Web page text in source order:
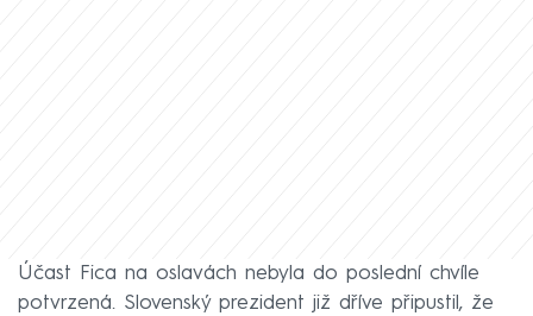
Účast Fica na oslavách nebyla do poslední chvíle
potvrzená. Slovenský prezident již dříve připustil, že